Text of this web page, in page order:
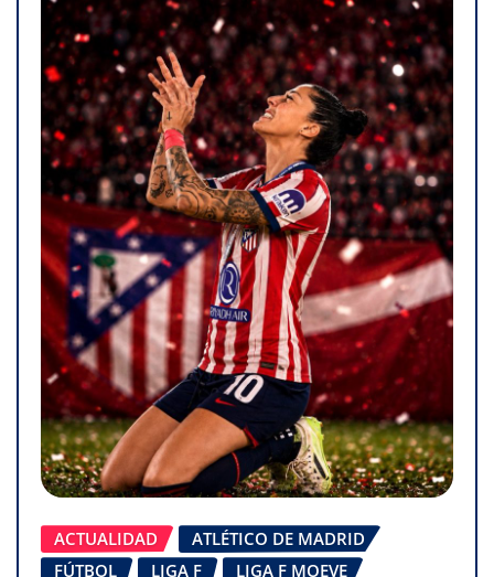
ACTUALIDAD
ATLÉTICO DE MADRID
FÚTBOL
LIGA F LIGA F MOEVE